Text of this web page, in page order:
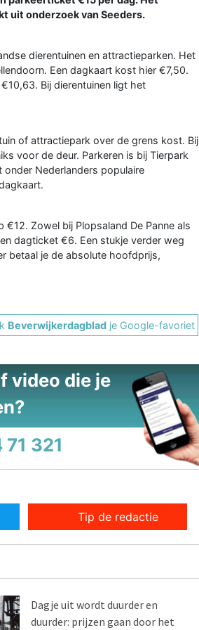
uit onderzoek van Seeders.
dierentuinen en attractieparken. Het
Een dagkaart kost hier €7,50.
Bij dierentuinen ligt het
of attractiepark over de grens kost. Bij
voor de deur. Parkeren is bij Tierpark
onder Nederlanders populaire
Zowel bij Plopsaland De Panne als
dagticket €6. Een stukje verder weg
betaal je de absolute hoofdprijs,
Beverwijkerdagblad je Google-favoriet
video die je
321
Tip de redactie
Dagje uit wordt duurder en
duurder: prijzen gaan door het